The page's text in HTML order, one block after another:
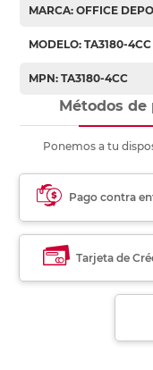
MARCA: OFFICE
MODELO: TA3180-4CC
MPN: TA3180-4CC
Métodos de
Ponemos a tu
Pago contra
Tarjeta de